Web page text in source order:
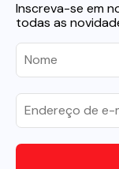
Inscreva-se em
todas as